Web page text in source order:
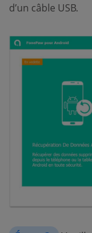
d’un câble USB.